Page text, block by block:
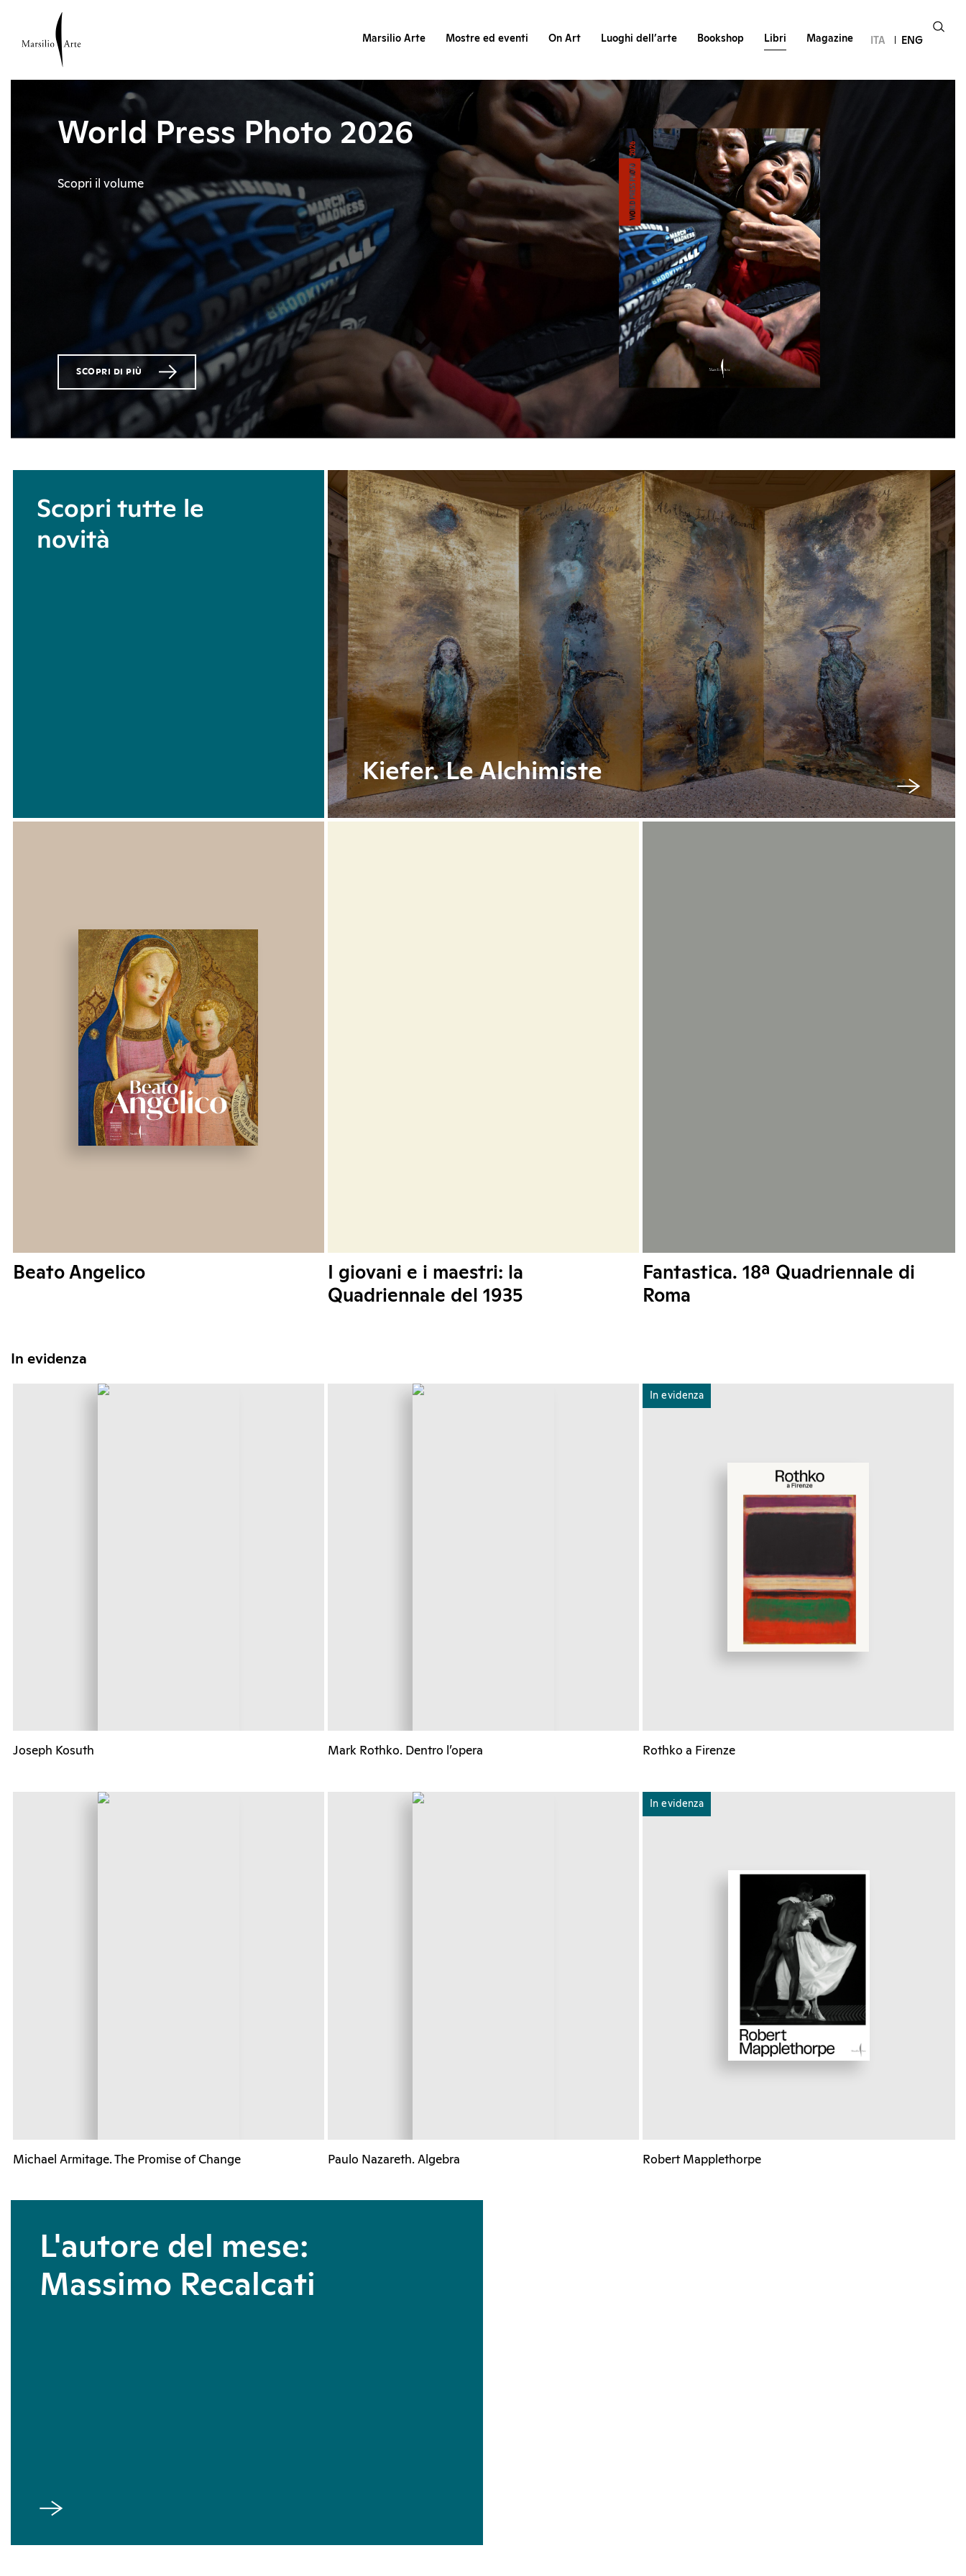
Marsilio Arte Mostre ed eventi On Art Luoghi dell’arte Bookshop Libri Magazine ITA ENG
World Press Photo 2026
Scopri il volume
SCOPRI DI PIÙ
Scopri tutte le
novità
Kiefer. Le Alchimiste
Beato Angelico
I giovani e i maestri: la
Quadriennale del 1935
Fantastica. 18ª Quadriennale di
Roma
In evidenza
Joseph Kosuth Mark Rothko. Dentro l’opera
In evidenza
Rothko a Firenze
Michael Armitage. The Promise of Change Paulo Nazareth. Algebra
In evidenza
Robert Mapplethorpe
L'autore del mese:
Massimo Recalcati